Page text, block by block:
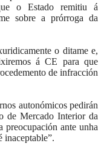
o Estado remitiu á
sobre a prórroga da
o ditame e,
á CE para que
de infracción
autonómicos pedirán
de Mercado Interior da
preocupación ante unha
inaceptable”.